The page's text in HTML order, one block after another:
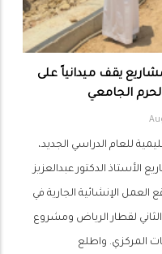
يقف ميدانياً على
الجامعي
للعام الدراسي الجديد،
الأستاذ الدكتور عبدالعزيز
العمل الإنشائية الجارية في
لقطار الرياض ومشروع
المركزي. واطلع